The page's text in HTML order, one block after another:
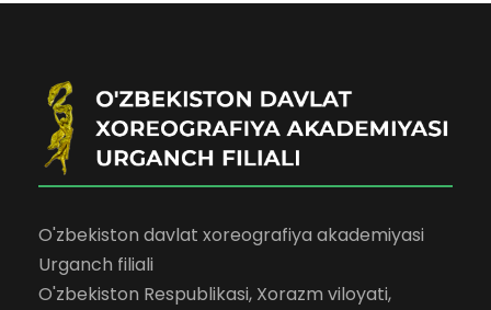
O'zbekiston davlat xoreografiya akademiyasi
Urganch filiali
O'zbekiston Respublikasi, Xorazm viloyati,